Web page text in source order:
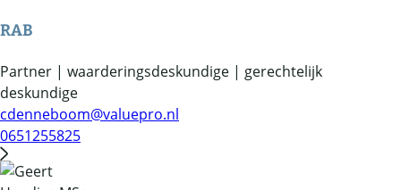
RAB
Partner | waarderingsdeskundige | gerechtelijk
deskundige
cdenneboom@valuepro.nl
0651255825